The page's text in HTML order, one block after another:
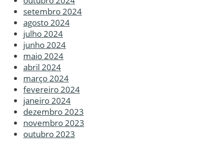
setembro 2024
agosto 2024
julho 2024
junho 2024
maio 2024
abril 2024
março 2024
fevereiro 2024
janeiro 2024
dezembro 2023
novembro 2023
outubro 2023